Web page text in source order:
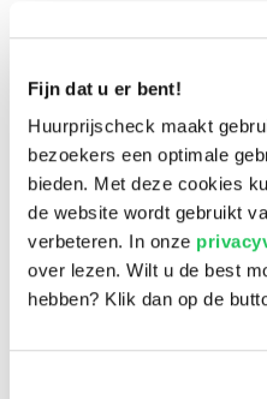
Fijn dat u er bent!
Huurprijscheck maakt
bezoekers een optimale
bieden. Met deze cookies
de website wordt gebruikt
verbeteren. In onze
over lezen. Wilt u de best
hebben? Klik dan op de